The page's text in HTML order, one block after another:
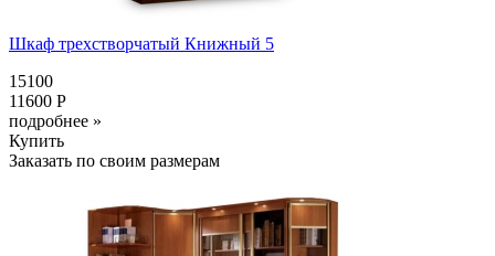
Шкаф трехстворчатый Книжный 5
15100
11600 Р
подробнее »
Купить
Заказать по своим размерам